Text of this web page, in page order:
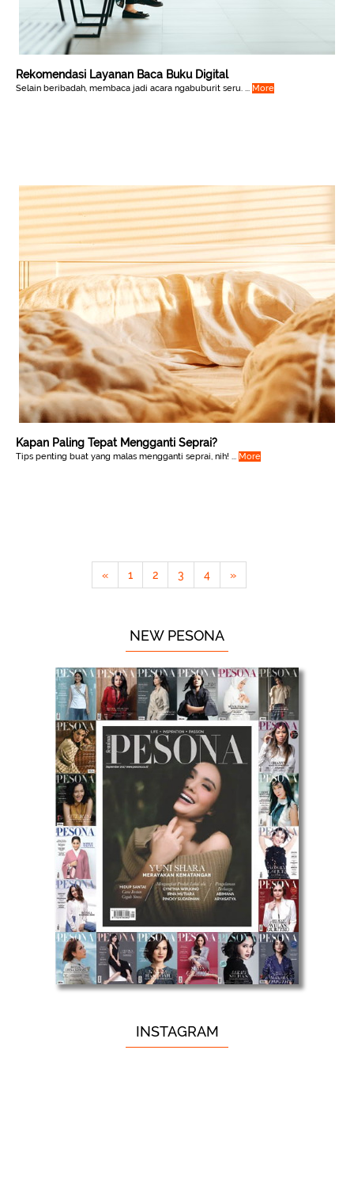
Rekomendasi Layanan Baca Buku Digital
Selain beribadah, membaca jadi acara ngabuburit seru. ... More
Kapan Paling Tepat Mengganti Seprai?
Tips penting buat yang malas mengganti seprai, nih! ... More
« 1 2 3 4 »
NEW PESONA
INSTAGRAM